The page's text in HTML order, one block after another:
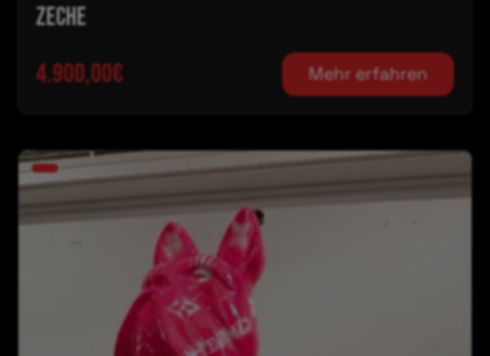
Zeche
4.900,00€
Mehr erfahren